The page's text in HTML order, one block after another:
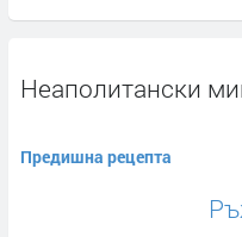
Неаполитански
Предишна рецепта